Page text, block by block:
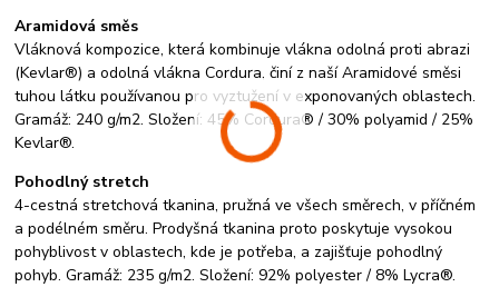
Aramidová směs
Vláknová kompozice, která kombinuje vlákna odolná proti abrazi
(Kevlar®) a odolná vlákna Cordura, činí z naší Aramidové směsi
tuhou látku používanou pro vyztužení v exponovaných oblastech.
Gramáž: 240 g/m2. Složení: 45% Cordura® / 30% polyamid / 25%
Kevlar®.
Pohodlný stretch
4-cestná stretchová tkanina, pružná ve všech směrech, v příčném
a podélném směru. Prodyšná tkanina proto poskytuje vysokou
pohyblivost v oblastech, kde je potřeba, a zajišťuje pohodlný
pohyb. Gramáž: 235 g/m2. Složení: 92% polyester / 8% Lycra®.